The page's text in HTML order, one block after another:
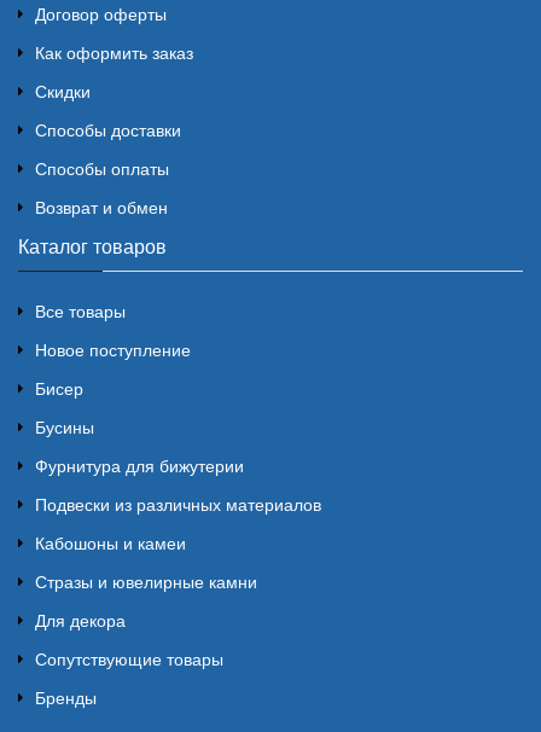
Договор оферты
Как оформить заказ
Скидки
Способы доставки
Способы оплаты
Возврат и обмен
Каталог товаров
Все товары
Новое поступление
Бисер
Бусины
Фурнитура для бижутерии
Подвески из различных материалов
Кабошоны и камеи
Стразы и ювелирные камни
Для декора
Сопутствующие товары
Бренды